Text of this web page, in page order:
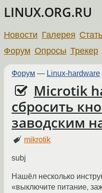
LINUX.ORG.RU
Новости Галерея
Форум Опросы Трекер
Форум — Linux-hardware
Microtik
сбросить
заводским
mikrotik
subj
Нашёл несколько
«выключите питание,